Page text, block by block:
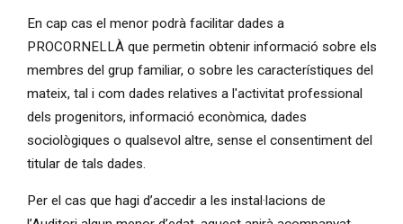
En cap cas el menor podrà facilitar dades a
PROCORNELLÀ que permetin obtenir informació sobre els
membres del grup familiar, o sobre les característiques del
mateix, tal i com dades relatives a l'activitat professional
dels progenitors, informació econòmica, dades
sociològiques o qualsevol altre, sense el consentiment del
titular de tals dades.
Per el cas que hagi d’accedir a les instal·lacions de